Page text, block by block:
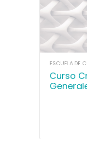
ESCUELA DE
Curso Criterios